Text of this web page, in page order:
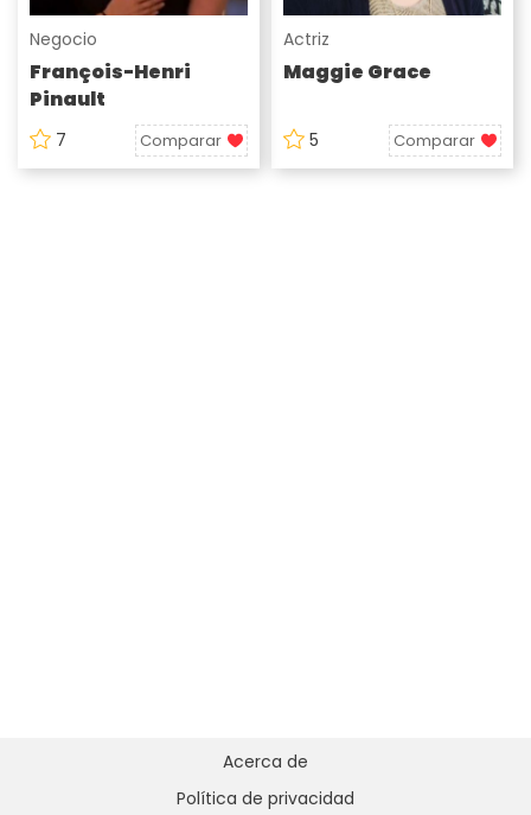
Negocio
François-Henri
Pinault
7 Comparar
Actriz
Maggie Grace
5 Comparar
Acerca de
Política de privacidad